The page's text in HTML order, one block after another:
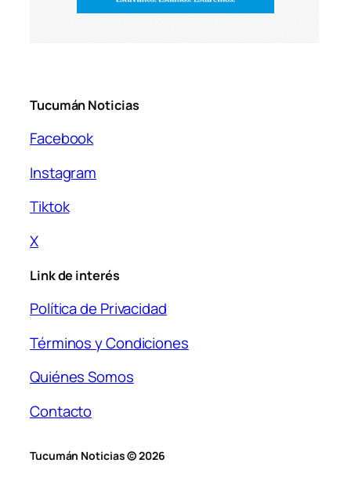
Tucumán Noticias
Facebook
Instagram
Tiktok
X
Link de interés
Política de Privacidad
Términos y Condiciones
Quiénes Somos
Contacto
Tucumán Noticias © 2026